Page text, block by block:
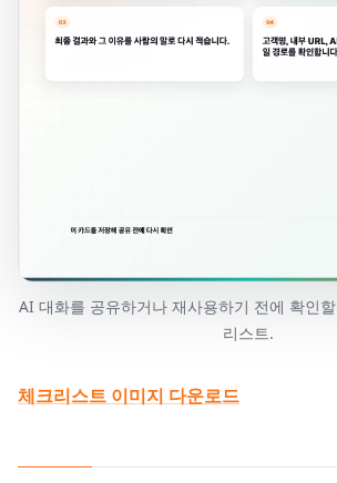
AI 대화를 공유하거나 재사용하기 전에 확인
리스트.
체크리스트 이미지 다운로드